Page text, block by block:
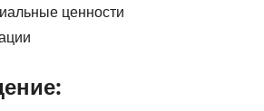
ценности